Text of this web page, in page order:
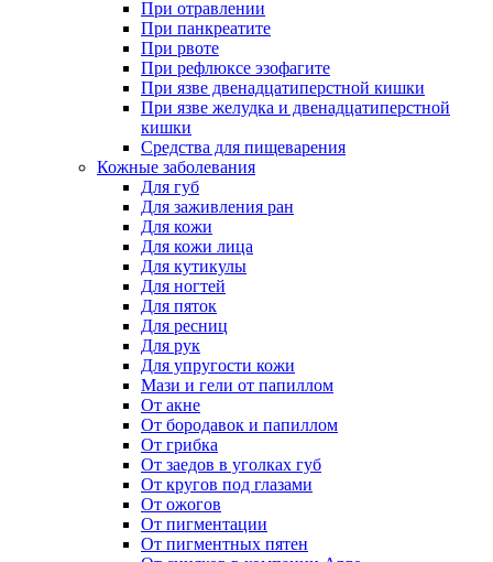
При отравлении
При панкреатите
При рвоте
При рефлюксе эзофагите
При язве двенадцатиперстной кишки
При язве желудка и двенадцатиперстной
кишки
Средства для пищеварения
Кожные заболевания
Для губ
Для заживления ран
Для кожи
Для кожи лица
Для кутикулы
Для ногтей
Для пяток
Для ресниц
Для рук
Для упругости кожи
Мази и гели от папиллом
От акне
От бородавок и папиллом
От грибка
От заедов в уголках губ
От кругов под глазами
От ожогов
От пигментации
От пигментных пятен